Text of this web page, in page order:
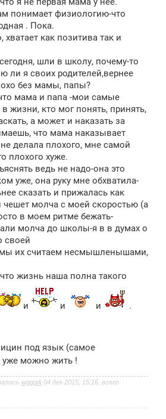
понимает физиологию-что
. Пока.
хватает как позитива так и
шли в школу, почему-то
ли я своих родителей,вернее
без мамы, папы?
мама и папа -мои самые
жизни, кто мог понять, принять,
а может и наказать за
что мама наказывает
делала плохого, мне самой
плохого хуже.
ведь не надо-она это
уже, она руку мне обхватила-
сказать и прижалась как
чешет молча с моей скоростью (а
в моем ритме бежать-
молча до школы-я в в думах о
своей
их считаем несмышленышами,
жизнь наша полна такого
и и и .
под язык (самое
уже можно жить !
wgggik 04 дек 2015, 15:16, всего